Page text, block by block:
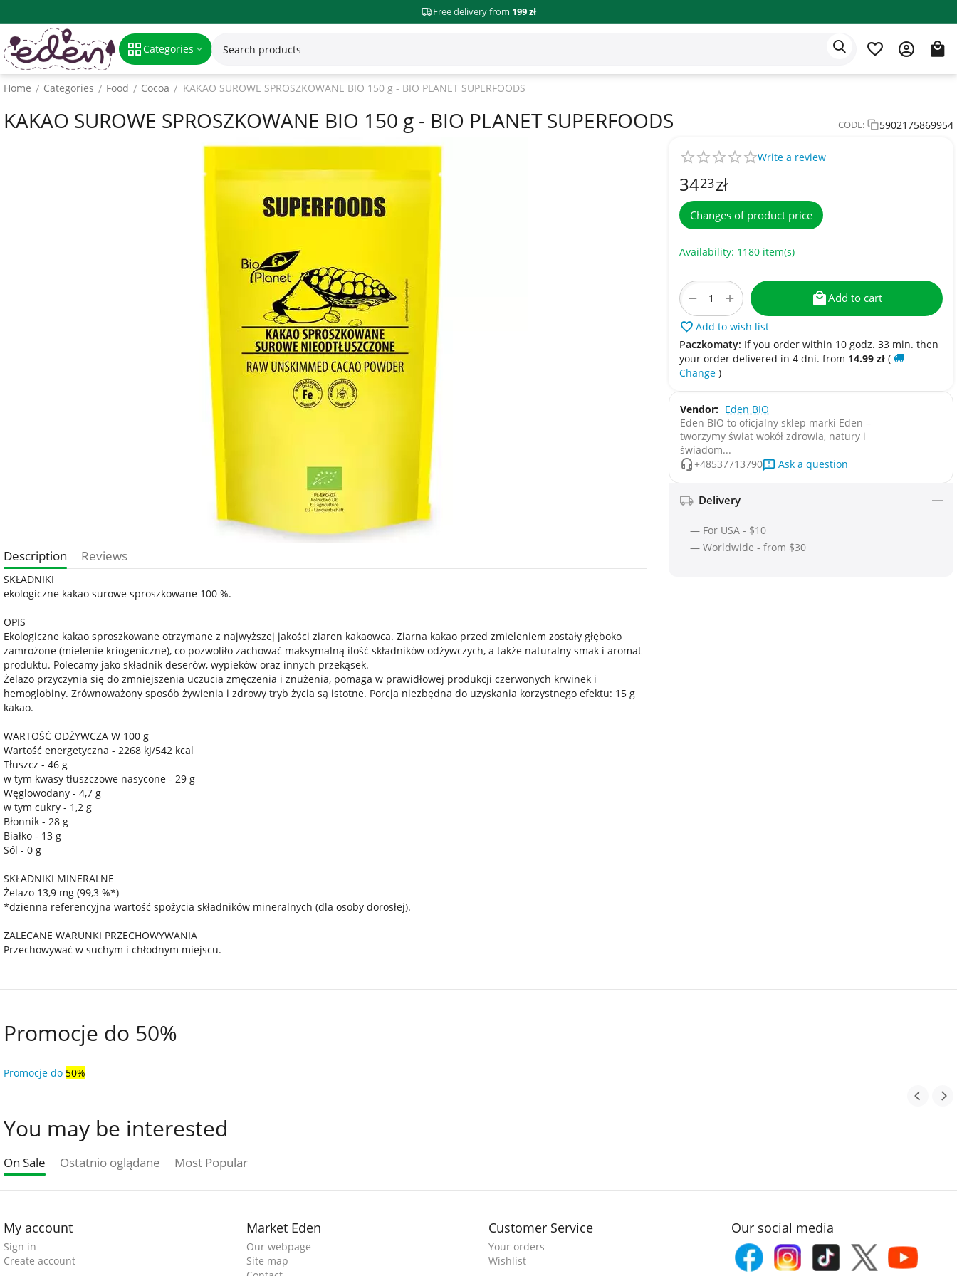
Free delivery from 199 zł
Categories
Home / Categories / Food / Cocoa / KAKAO SUROWE SPROSZKOWANE BIO 150 g - BIO PLANET SUPERFOODS
KAKAO SUROWE SPROSZKOWANE BIO 150 g - BIO PLANET SUPERFOODS CODE: 5902175869954
Write a review
3423zł
Changes of product price
Availability: 1180 item(s)
+
− Add to cart
Add to wish list
Paczkomaty: If you order within 10 godz. 33 min. then
your order delivered in 4 dni. from 14.99 zł (
Change )
Vendor: Eden BIO
Eden BIO to oficjalny sklep marki Eden –
tworzymy świat wokół zdrowia, natury i
świadom...
+48537713790
Ask a question
Delivery
— For USA - $10
— Worldwide - from $30
Description Reviews
SKŁADNIKI
ekologiczne kakao surowe sproszkowane 100 %.
OPIS
Ekologiczne kakao sproszkowane otrzymane z najwyższej jakości ziaren kakaowca. Ziarna kakao przed zmieleniem zostały głęboko
zamrożone (mielenie kriogeniczne), co pozwoliło zachować maksymalną ilość składników odżywczych, a także naturalny smak i aromat
produktu. Polecamy jako składnik deserów, wypieków oraz innych przekąsek.
Żelazo przyczynia się do zmniejszenia uczucia zmęczenia i znużenia, pomaga w prawidłowej produkcji czerwonych krwinek i
hemoglobiny. Zrównoważony sposób żywienia i zdrowy tryb życia są istotne. Porcja niezbędna do uzyskania korzystnego efektu: 15 g
kakao.
WARTOŚĆ ODŻYWCZA W 100 g
Wartość energetyczna - 2268 kJ/542 kcal
Tłuszcz - 46 g
w tym kwasy tłuszczowe nasycone - 29 g
Węglowodany - 4,7 g
w tym cukry - 1,2 g
Błonnik - 28 g
Białko - 13 g
Sól - 0 g
SKŁADNIKI MINERALNE
Żelazo 13,9 mg (99,3 %*)
*dzienna referencyjna wartość spożycia składników mineralnych (dla osoby dorosłej).
ZALECANE WARUNKI PRZECHOWYWANIA
Przechowywać w suchym i chłodnym miejscu.
Promocje do 50%
Promocje do 50%
You may be interested
On Sale Ostatnio oglądane Most Popular
My account
Sign in
Create account
Market Eden
Our webpage
Site map
Customer Service
Your orders
Wishlist
Our social media